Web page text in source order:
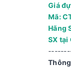
Giá
Mã:
Hãng
SX tại